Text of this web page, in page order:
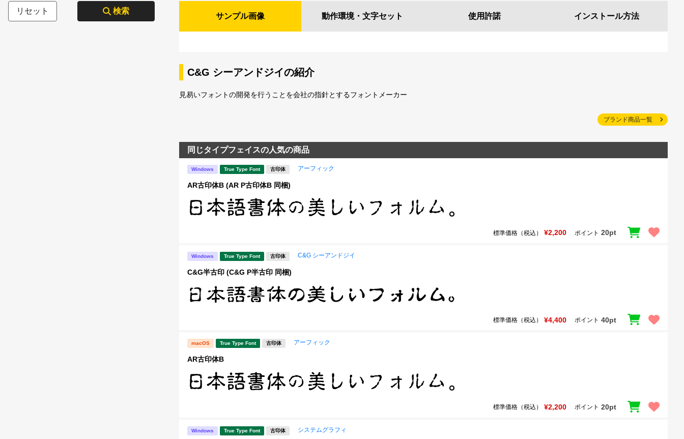
リセット 検索
サンプル画像 動作環境・ 文字セット 使用許諾 インストール方法
C&G シーアンドジイの紹介
見易いフォントの開発を行うことを会社の指針とするフォントメーカー
ブランド商品一覧
同じタイプフェイスの人気の商品
Windows True Type Font 古印体 アーフィック
AR古印体B (AR P古印体B 同梱)
標準価格（税込） ¥2,200 ポイント 20pt
Windows True Type Font 古印体 C&G シーアンドジイ
C&G半古印 (C&G P半古印 同梱)
標準価格（税込） ¥4,400 ポイント 40pt
macOS True Type Font 古印体 アーフィック
AR古印体B
標準価格（税込） ¥2,200 ポイント 20pt
Windows True Type Font 古印体 システムグラフィ